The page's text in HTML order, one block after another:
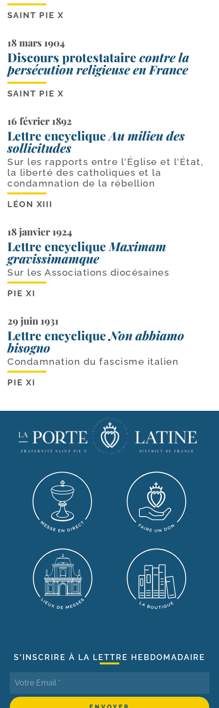
SAINT PIE X
18 mars 1904
Discours protestataire contre la
persécution religieuse en France
SAINT PIE X
16 février 1892
Lettre encycliqueAu milieu des
sollicitudes
Sur les rapports entre l'Église et l'État,
la liberté des catholiques et la
condamnation de la rébellion
LÉON XIII
18 janvier 1924
Lettre encyclique Maximam
gravissimamque
Sur les Associations diocésaines
PIE XI
29 juin 1931
Lettre encycliqueNon abbiamo
bisogno
Condamnation du fascisme italien
PIE XI
S'INSCRIRE À LA LETTRE HEBDOMADAIRE